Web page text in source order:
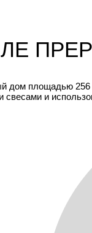
дом площадью
и